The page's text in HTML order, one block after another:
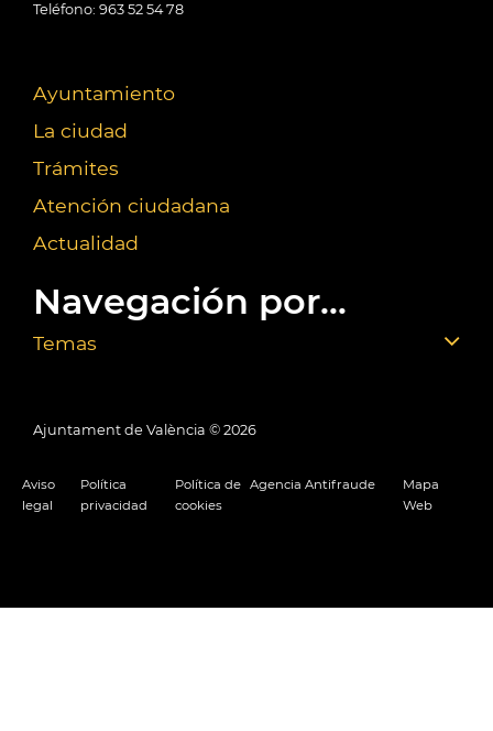
Teléfono: 963 52 54 78
Ayuntamiento
La ciudad
Trámites
Atención ciudadana
Actualidad
Navegación por...
Temas
Ajuntament de València © 2026
Aviso
legal
Política
privacidad
Política de
cookies
Agencia Antifraude
Mapa
Web